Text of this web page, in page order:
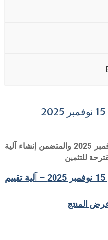
قرار رقم 166 المؤرخ في 15 نوفمبر 2025 والمتضمن إنشاء آلية
للتثمين
القرار رقم 166 المؤرخ في 15 نوفمبر 2025 – آلية تقييم